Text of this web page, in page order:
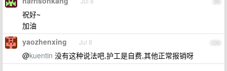
99
祝好~
加油
100
yaozhenxing Jul 8
@kuentin 没有这种说法吧,护工是自费,其他正常报销呀